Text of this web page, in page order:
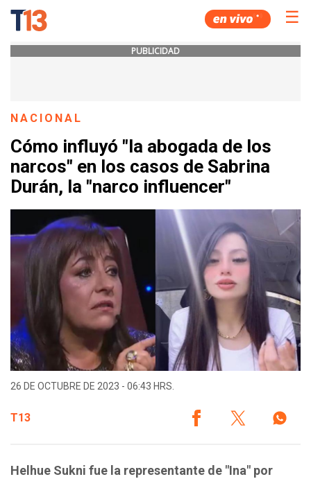
☰
PUBLICIDAD
NACIONAL
Cómo influyó "la abogada de los
narcos" en los casos de Sabrina
Durán, la "narco influencer"
26 DE OCTUBRE DE 2023 - 06:43 HRS.
T13
Helhue Sukni fue la representante de "Ina" por